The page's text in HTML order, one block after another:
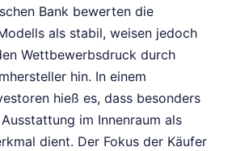
Bank bewerten die
als stabil, weisen jedoch
Wettbewerbsdruck durch
hin. In einem
hieß es, dass besonders
im Innenraum als
dient. Der Fokus der Käufer